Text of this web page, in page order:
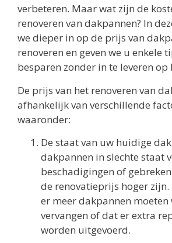
verbeteren. Maar wat zijn de
renoveren van dakpannen? In
we dieper in op de prijs van
renoveren en geven we u enkele
besparen zonder in te leveren
De prijs van het renoveren van
afhankelijk van verschillende
waaronder:
De staat van uw huidige
dakpannen in slechte staat
beschadigingen of
de renovatieprijs hoger
er meer dakpannen moeten
vervangen of dat er extra
worden uitgevoerd.